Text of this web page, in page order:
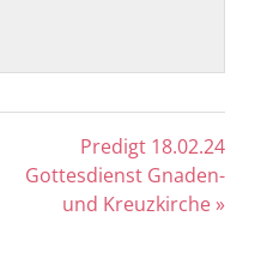
Predigt 18.02.24
Gottesdienst Gnaden-
und Kreuzkirche »